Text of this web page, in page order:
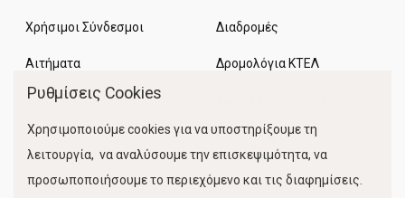
Χρήσιμοι Σύνδεσμοι
Αιτήματα
Διαδρομές
Δρομολόγια ΚΤΕΛ
Κίνηση Λιμένος
Ρυθμίσεις Cookies
Χρησιμοποιούμε cookies για να υποστηρίξουμε τη
λειτουργία, να αναλύσουμε την επισκεψιμότητα, να
προσωποποιήσουμε το περιεχόμενο και τις διαφημίσεις.